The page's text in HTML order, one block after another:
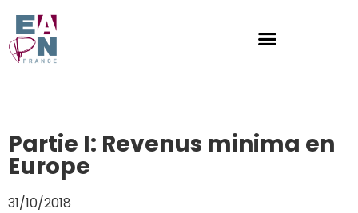
Partie I: Revenus minima en
Europe
31/10/2018